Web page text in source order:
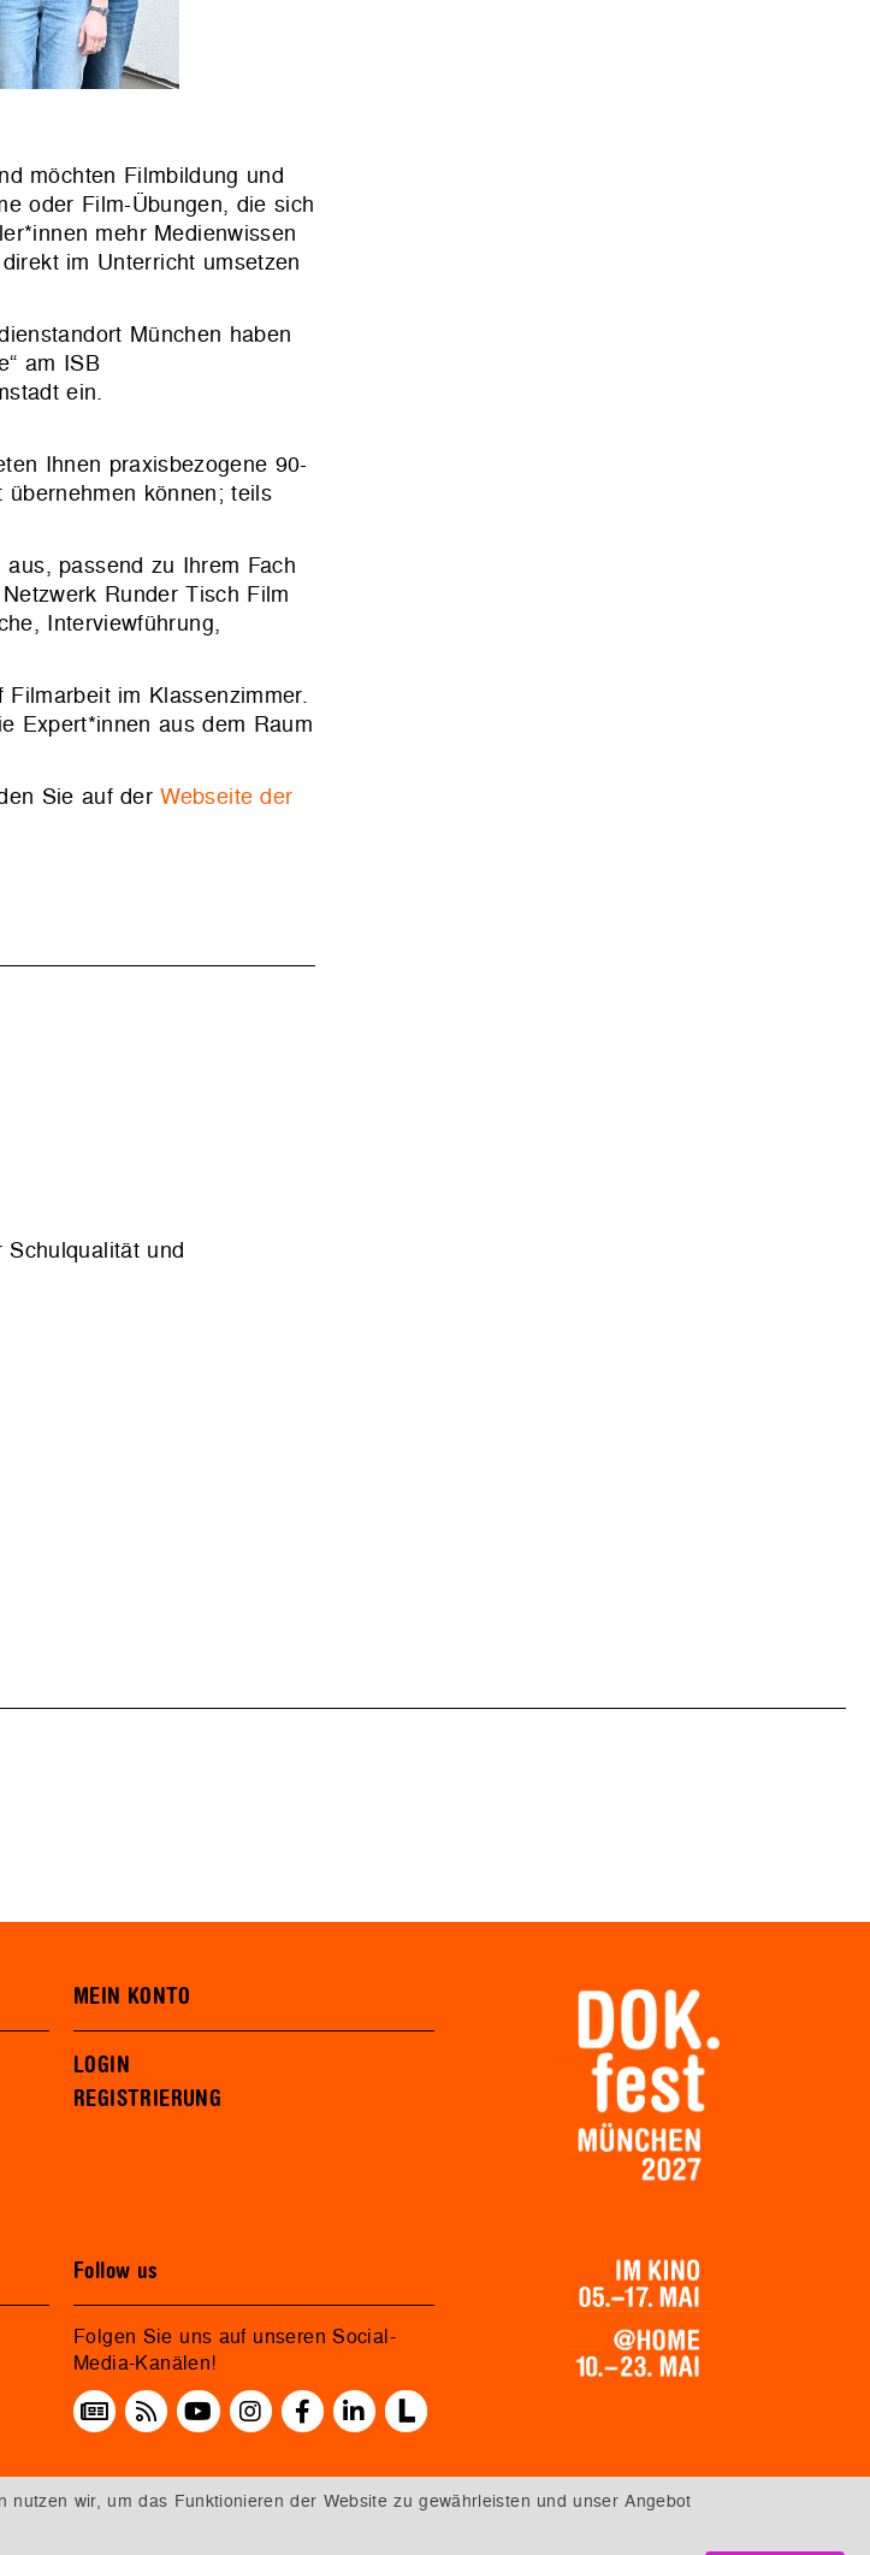
möchten Filmbildung und
oder Film-Übungen, die sich
mehr Medienwissen
im Unterricht umsetzen
München haben
am ISB
ein.
Ihnen praxisbezogene 90-
können; teils
passend zu Ihrem Fach
Runder Tisch Film
Interviewführung,
im Klassenzimmer.
Expert*innen aus dem Raum
Sie auf derWebseite der
Schulqualität und
MEIN KONTO
LOGIN
REGISTRIERUNG
Follow us
Folgen Sie uns auf unseren Social-
Media-Kanälen!
wir, um das Funktionieren der Website zu gewährleisten und unser Angebot